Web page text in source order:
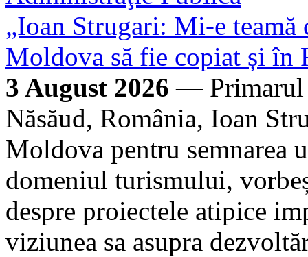
„Ioan Strugari: Mi-e
Moldova să fie copiat și în
3 August 2026 — Primarul
Năsăud, România, Ioan
Moldova pentru semnarea
domeniul turismului,
despre proiectele atipice
viziunea sa asupra